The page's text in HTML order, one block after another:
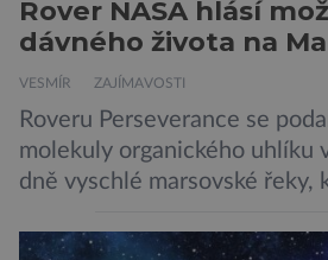
Rover NASA hlásí
dávného života na
VESMÍR ZAJÍMAVOSTI
Roveru Perseverance se
molekuly organického uhlíku
dně vyschlé marsovské řeky,
Svědčí snad o dávném životě